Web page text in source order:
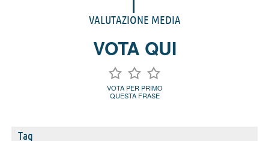
VALUTAZIONE MEDIA
VOTA QUI
VOTA PER PRIMO
QUESTA FRASE
Tag